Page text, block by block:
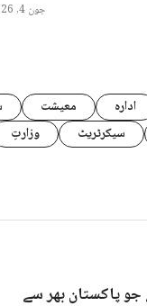
جون 4, 2026
ادارہ معیشت
سیکرٹریٹ وزارتِ
جو پاکستان بھر سے